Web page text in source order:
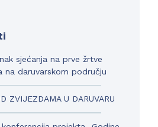
sjećanja na prve žrtve
na daruvarskom području
ZVIJEZDAMA U DARUVARU